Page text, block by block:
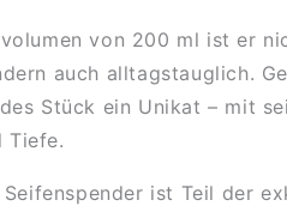
von 200 ml ist er
auch alltagstauglich.
Stück ein Unikat – mit
Tiefe.
Seifenspender ist Teil der